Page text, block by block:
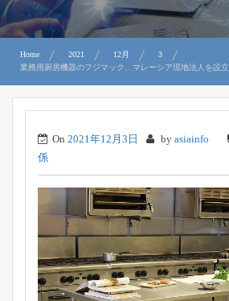
Home 2021 12月
3
業務用厨房機器のフジマック、マレーシア現地法人を設立
On 2021年12月3日 by asiainfo
係